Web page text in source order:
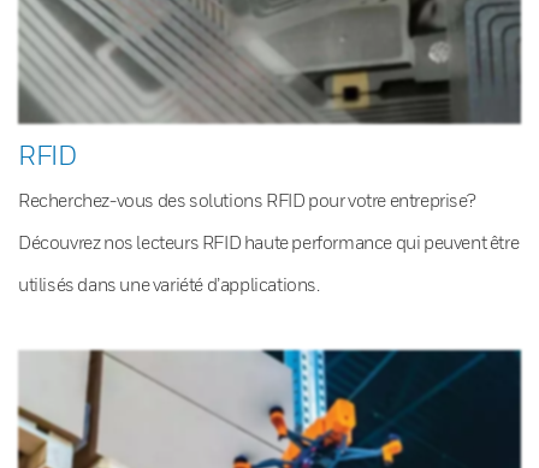
RFID
Recherchez-vous des solutions RFID pour votre entreprise?
Découvrez nos lecteurs RFID haute performance qui peuvent être
utilisés dans une variété d’applications.